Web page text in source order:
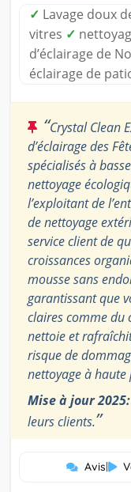
✓ Lavage doux
vitres ✓
d’éclairage de
éclairage de
“Crystal Clean
d’éclairage des
spécialisés à
nettoyage
l’exploitant de
de nettoyage
service client de
croissances
mousse sans
garantissant que
claires comme du
nettoie et
risque de
nettoyage à haute
Mise à jour 2025:
leurs clients.”
Avis|